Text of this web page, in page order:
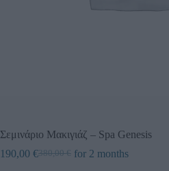
Σεμινάριο Μακιγιάζ – Spa Genesis
380,00€
190,00 € for 2 months